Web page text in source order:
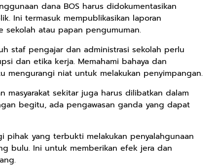
dana BOS harus didokumentasikan
Ini termasuk mempublikasikan laporan
atau papan pengumuman.
staf pengajar dan administrasi sekolah perlu
dan etika kerja. Memahami bahaya dan
mengurangi niat untuk melakukan penyimpangan.
masyarakat sekitar juga harus dilibatkan dalam
begitu, ada pengawasan ganda yang dapat
pihak yang terbukti melakukan penyalahgunaan
bulu. Ini untuk memberikan efek jera dan
Motociclista –
Kisah Nyata
Uskup Giulio
di Kalimantan
Barat
Google Book
Rp149.450
Ebook 100 Anak
Tambang
cover
Rp98.049
Ebook The
Forest Therapy
ala Dayak:
Healing Wisdom
from the Heart
of Borneor